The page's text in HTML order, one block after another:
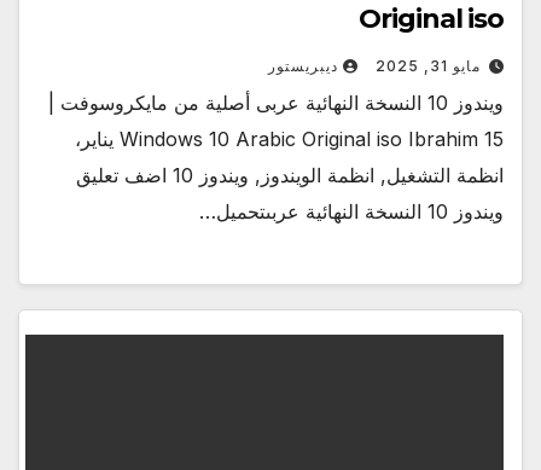
Original iso
مايو 31, 2025 ديبريستور
ويندوز 10 النسخة النهائية عربى أصلية من مايكروسوفت |
Windows 10 Arabic Original iso Ibrahim 15 يناير،
انظمة التشغيل, انظمة الويندوز, ويندوز 10 اضف تعليق
ويندوز 10 النسخة النهائية عربىتحميل…